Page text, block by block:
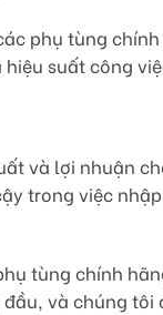
phụ tùng
suất công
và lợi nhuận
trong việc
tùng chính
và chúng tôi